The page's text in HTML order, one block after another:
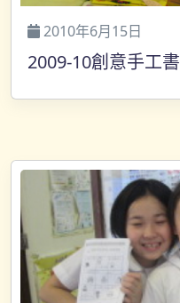
2010年6月15日
2009-10創意手工書